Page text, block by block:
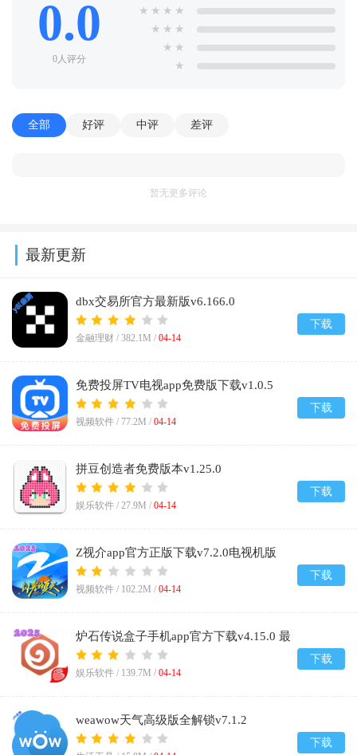
0.0
0人评分
★ ★ ★ ★
★ ★ ★
★ ★
★
全部 好评 中评 差评
暂无更多评论
最新更新
dbx交易所官方最新版v6.166.0
金融理财 / 382.1M / 04-14
下载
免费投屏TV电视app免费版下载v1.0.5
视频软件 / 77.2M / 04-14
下载
拼豆创造者免费版本v1.25.0
娱乐软件 / 27.9M / 04-14
下载
Z视介app官方正版下载v7.2.0电视机版
视频软件 / 102.2M / 04-14
下载
炉石传说盒子手机app官方下载v4.15.0 最
新版
娱乐软件 / 139.7M / 04-14
下载
weawow天气高级版全解锁v7.1.2
下载